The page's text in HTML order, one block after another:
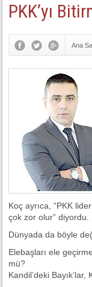
PKK’yı
Ana
Koç ayrıca, “PKK
çok zor olur” diyordu.
Dünyada da böyle
Elebaşları ele
mü?
Kandil’deki Bayık’lar,